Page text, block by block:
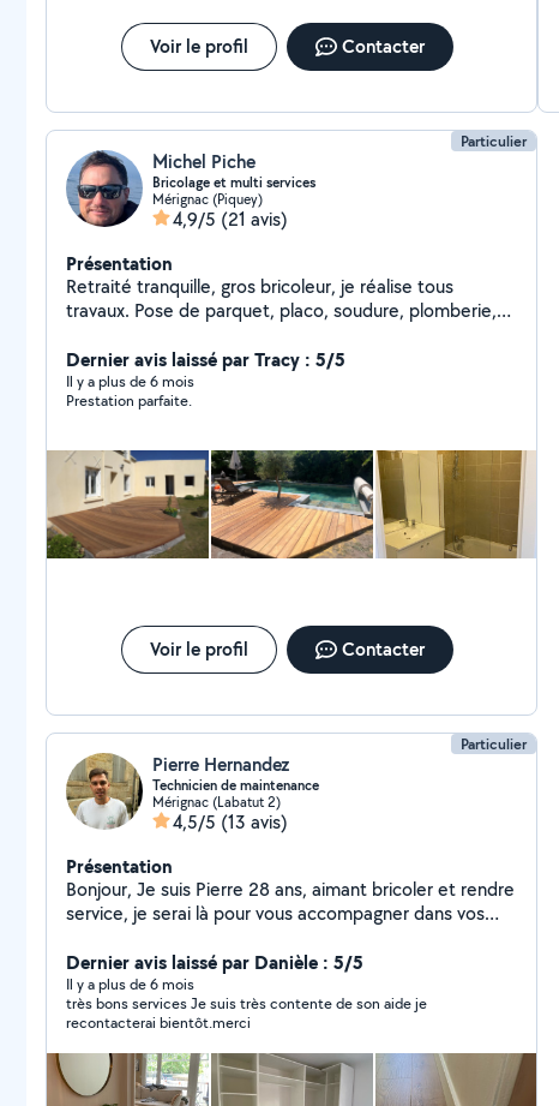
Voir le profil Contacter
Particulier
Michel Piche
Bricolage et multi services
Mérignac (Piquey)
4,9/5 (21 avis)
Présentation
Retraité tranquille, gros bricoleur, je réalise tous
travaux. Pose de parquet, placo, soudure, plomberie,
Spécialiste des terrasses en bois. Si vous m'envoyez
une demande et que vous recevez une déclinaison de
ma part, c'est probablement que votre périmètre est
peux donc vous répondre y compris par message.
Dernier avis laissé par Tracy : 5/5
Il y a plus de 6 mois
Prestation parfaite.
Voir le profil Contacter
Particulier
Pierre Hernandez
Technicien de maintenance
Mérignac (Labatut 2)
4,5/5 (13 avis)
Présentation
Bonjour, Je suis Pierre 28 ans, aimant bricoler et rendre
service, je serai là pour vous accompagner dans vos
je peux également transporter n'importe quels objets
ou évacuer vos déchets quels qu'ils soient À bientôt je
l'espère
Dernier avis laissé par Danièle : 5/5
Il y a plus de 6 mois
très bons services Je suis très contente de son aide je
recontacterai bientôt.merci